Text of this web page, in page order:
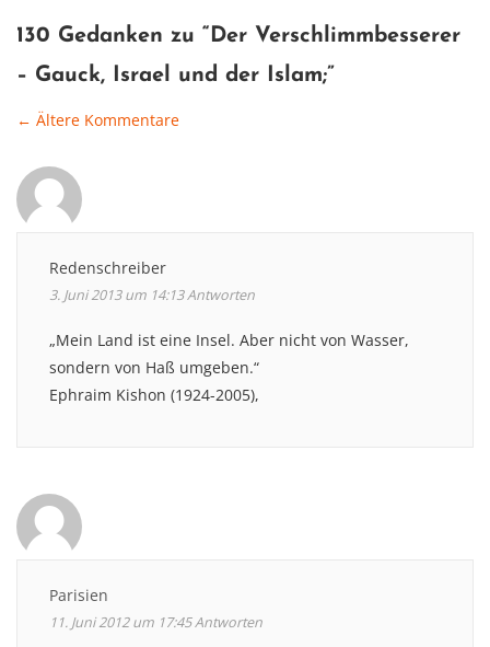
130 Gedanken zu “ Der Verschlimmbesserer
– Gauck, Israel und der Islam;”
Comment
navigation
← Ältere Kommentare
Redenschreiber
3. Juni 2013 um 14:13Antworten
„Mein Land ist eine Insel. Aber nicht von Wasser,
sondern von Haß umgeben.“
Ephraim Kishon (1924-2005),
Parisien
11. Juni 2012 um 17:45Antworten